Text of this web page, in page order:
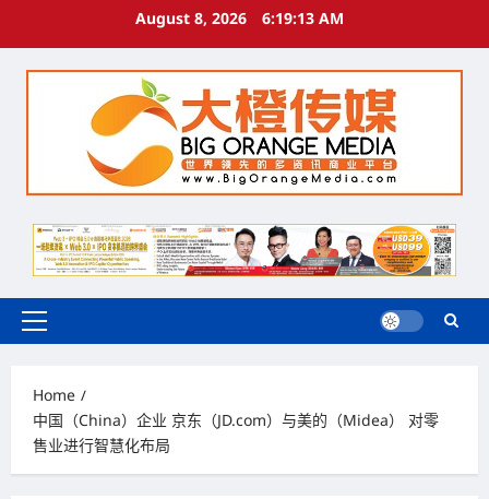
August 8, 2026 6:19:14 AM
Primary
Home
中国（China）企业 京东（JD.com）与美的（Midea） 对零
售业进行智慧化布局